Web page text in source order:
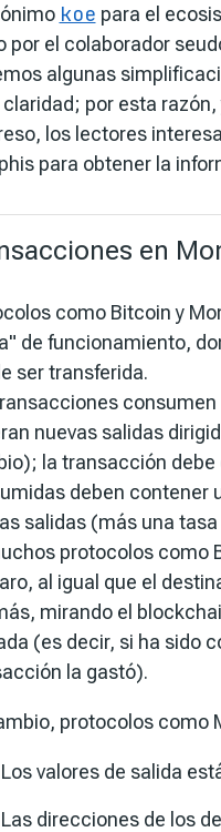
koe para el
por el colaborador
algunas
claridad; por esta
los lectores
para obtener la
en
como Bitcoin y
de funcionamiento,
ser transferida.
nuevas salidas
la transacción debe
deben contener
salidas (más una
protocolos como
al igual que el
mirando el
(es decir, si ha sido
la gastó).
protocolos como
Los valores de salida
Las direcciones de los